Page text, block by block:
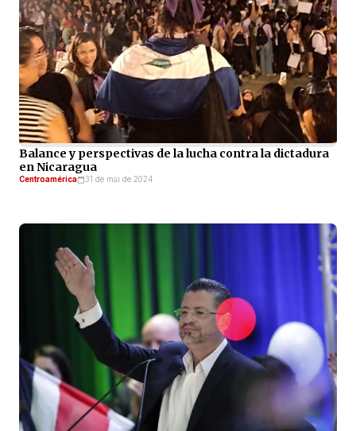
Balance y perspectivas de la lucha contra la dictadura
en Nicaragua
Centroamérica 31 de mai de 2024